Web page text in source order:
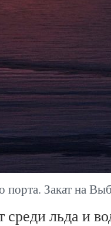
Закат на
льда и